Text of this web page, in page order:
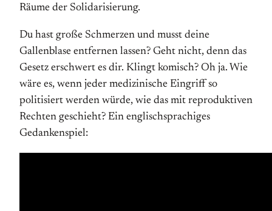
Räume der Solidarisierung.
Du hast große Schmerzen und musst deine
Gallenblase entfernen lassen? Geht nicht, denn das
Gesetz erschwert es dir. Klingt komisch? Oh ja. Wie
wäre es, wenn jeder medizinische Eingriff so
politisiert werden würde, wie das mit reproduktiven
Rechten geschieht? Ein englischsprachiges
Gedankenspiel: